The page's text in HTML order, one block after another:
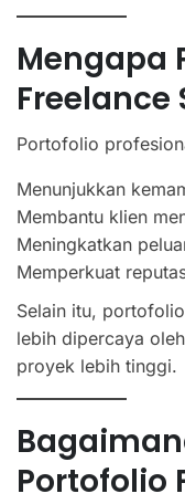
Mengapa
Freelance
Portofolio
Menunjukkan
Membantu klien
Meningkatkan
Memperkuat
Selain itu,
lebih dipercaya
proyek lebih tinggi.
Portofolio